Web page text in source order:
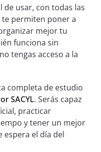
de usar, con todas las
permiten poner a
mejor tu
funciona sin
tengas acceso a la
completa de estudio
SACYL. Serás capaz
practicar
y tener un mejor
espera el día del